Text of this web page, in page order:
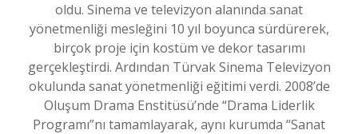
oldu. Sinema ve televizyon alanında sanat
yönetmenliği mesleğini 10 yıl boyunca sürdürerek,
birçok proje için kostüm ve dekor tasarımı
gerçekleştirdi. Ardından Türvak Sinema Televizyon
okulunda sanat yönetmenliği eğitimi verdi. 2008’de
Oluşum Drama Enstitüsü’nde “Drama Liderlik
Programı”nı tamamlayarak, aynı kurumda “Sanat